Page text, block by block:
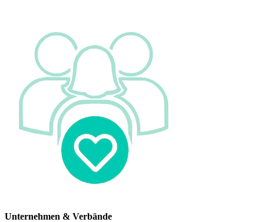
Unternehmen & Verbände